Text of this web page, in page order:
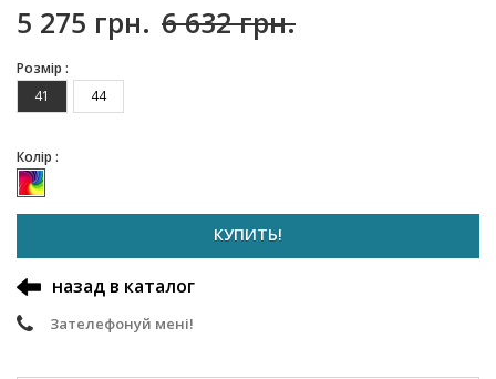
5 275 грн. 6 632 грн.
Розмір :
41
44
Колір :
КУПИТЬ!
назад в каталог
Зателефонуй мені!